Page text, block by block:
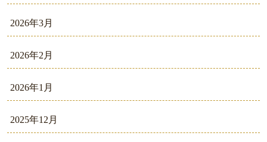
2026年3月
2026年2月
2026年1月
2025年12月